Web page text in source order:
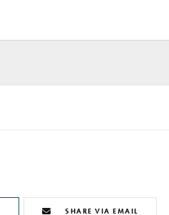
SHARE VIA EMAIL